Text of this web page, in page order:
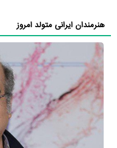
هنرمندان ایرانی متولد امروز